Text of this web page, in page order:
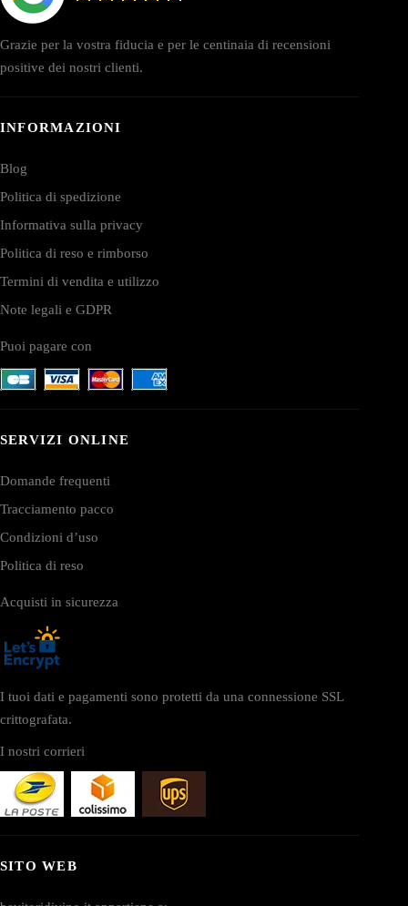
Grazie per la vostra fiducia e per le centinaia di recensioni
positive dei nostri clienti.
INFORMAZIONI
Blog
Politica di spedizione
Informativa sulla privacy
Politica di reso e rimborso
Termini di vendita e utilizzo
Note legali e GDPR
Puoi pagare con
SERVIZI ONLINE
Domande frequenti
Tracciamento pacco
Condizioni d’uso
Politica di reso
Acquisti in sicurezza
I tuoi dati e pagamenti sono protetti da una connessione SSL
crittografata.
I nostri corrieri
SITO WEB